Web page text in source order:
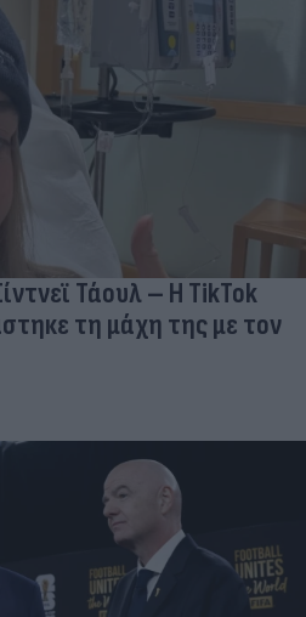
Τάουλ – Η TikTok
τη μάχη της με τον